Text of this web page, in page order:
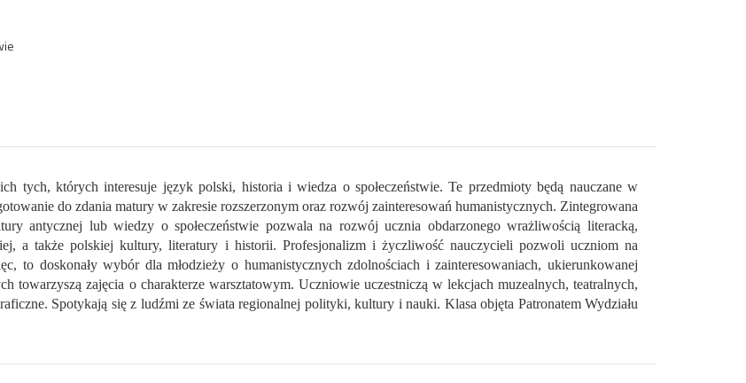
tych, których interesuje język polski, historia i wiedza o społeczeństwie. Te przedmioty będą nauczane w
do zdania matury w zakresie rozszerzonym oraz rozwój zainteresowań humanistycznych. Zintegrowana
antycznej lub wiedzy o społeczeństwie pozwala na rozwój ucznia obdarzonego wrażliwością literacką,
a także polskiej kultury, literatury i historii. Profesjonalizm i życzliwość nauczycieli pozwoli uczniom na
to doskonały wybór dla młodzieży o humanistycznych zdolnościach i zainteresowaniach, ukierunkowanej
towarzyszą zajęcia o charakterze warsztatowym. Uczniowie uczestniczą w lekcjach muzealnych, teatralnych,
Spotykają się z ludźmi ze świata regionalnej polityki, kultury i nauki. Klasa objęta Patronatem Wydziału